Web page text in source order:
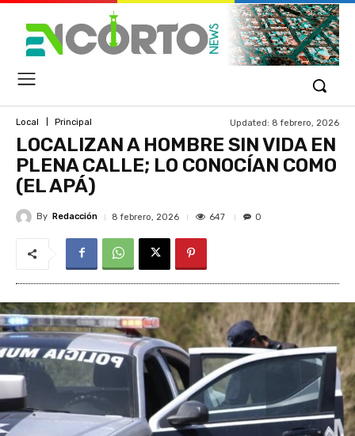
Local Principal Updated: 8 febrero, 2026
LOCALIZAN A HOMBRE SIN VIDA EN
PLENA CALLE; LO CONOCÍAN COMO
(EL APÁ)
By Redacción 8 febrero, 2026 647 0